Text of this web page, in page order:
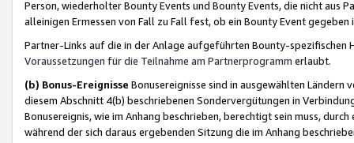
Person, wiederholter Bounty Events und Bounty Events, die nicht
alleinigen Ermessen von Fall zu Fall fest, ob ein Bounty Event
Partner-Links auf die in der Anlage aufgeführten Bounty-spezifischen
Voraussetzungen für die Teilnahme am Partnerprogramm erlaubt.
(b) Bonus-Ereignisse Bonusereignisse sind in ausgewählten Ländern
diesem Abschnitt 4(b) beschriebenen Sondervergütungen in
Bonusereignis, wie im Anhang beschrieben, berechtigt sein muss,
während der sich daraus ergebenden Sitzung die im Anhang